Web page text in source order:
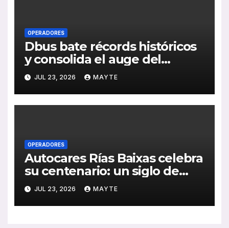
OPERADORES
Dbus bate récords históricos
y consolida el auge del
transporte público en San
Sebastián
JUL 23, 2026 MAYTE
OPERADORES
Autocares Rías Baixas celebra
su centenario: un siglo de
historia, esfuerzo familiar y
compromiso con el
transporte gallego
JUL 23, 2026 MAYTE